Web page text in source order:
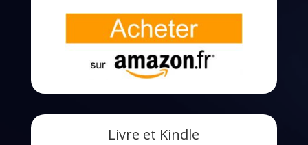
Livre et Kindle